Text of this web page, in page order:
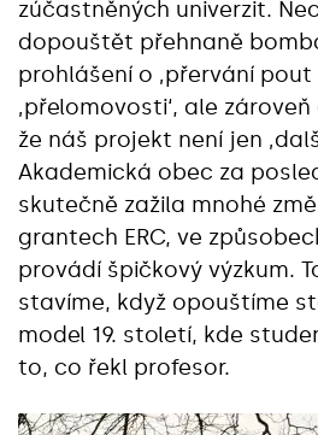
zúčastněných univerzit.
dopouštět přehnaně
prohlášení o ‚přervání pout
‚přelomovosti‘, ale
že náš projekt není jen
Akademická obec za
skutečně zažila mnohé
grantech ERC, ve
provádí špičkový výzkum.
stavíme, když opouštíme
model 19. století, kde
to, co řekl profesor.